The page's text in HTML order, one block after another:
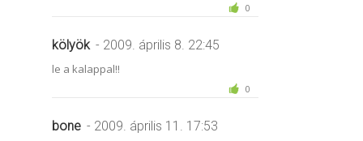
0
kölyök - 2009. április 8. 22:45
le a kalappal!!
0
bone - 2009. április 11. 17:53